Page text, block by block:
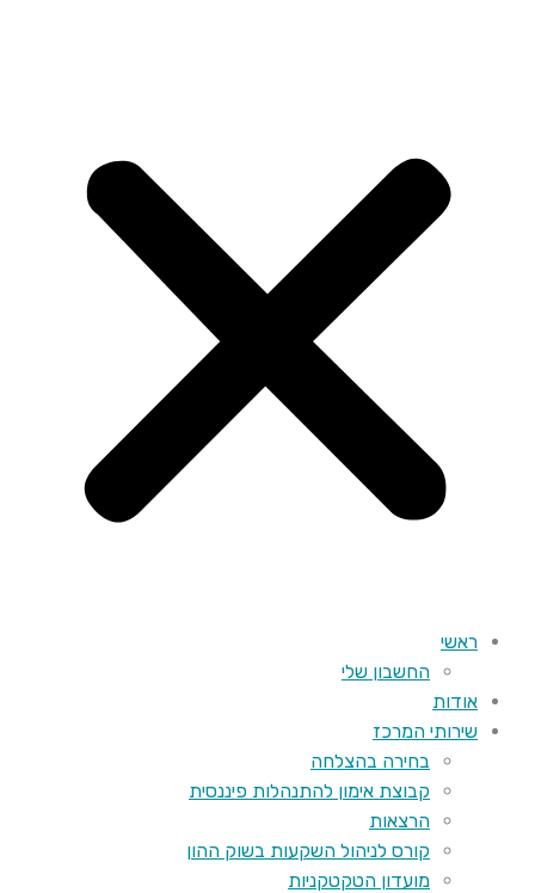
ראשי
החשבון שלי
אודות
שירותי המרכז
בחירה בהצלחה
קבוצת אימון להתנהלות פיננסית
הרצאות
קורס לניהול השקעות בשוק ההון
מועדון הטקטקניות